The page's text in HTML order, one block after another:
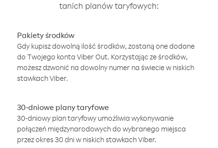
tanich planów taryfowych:
Pakiety środków
Gdy kupisz dowolną ilość środków, zostaną one dodane
do Twojego konta Viber Out. Korzystając ze środków,
możesz dzwonić na dowolny numer na świecie w niskich
stawkach Viber.
30-dniowe plany taryfowe
30-dniowy plan taryfowy umożliwia wykonywanie
połączeń międzynarodowych do wybranego miejsca
przez okres 30 dni w niskich stawkach Viber.